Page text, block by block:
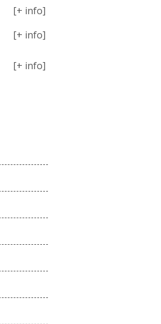
[+ info]
[+ info]
[+ info]